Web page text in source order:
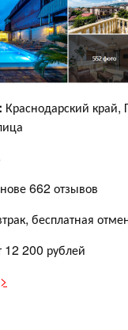
Краснодарский край,
662 отзывов
бесплатная
12 200 рублей